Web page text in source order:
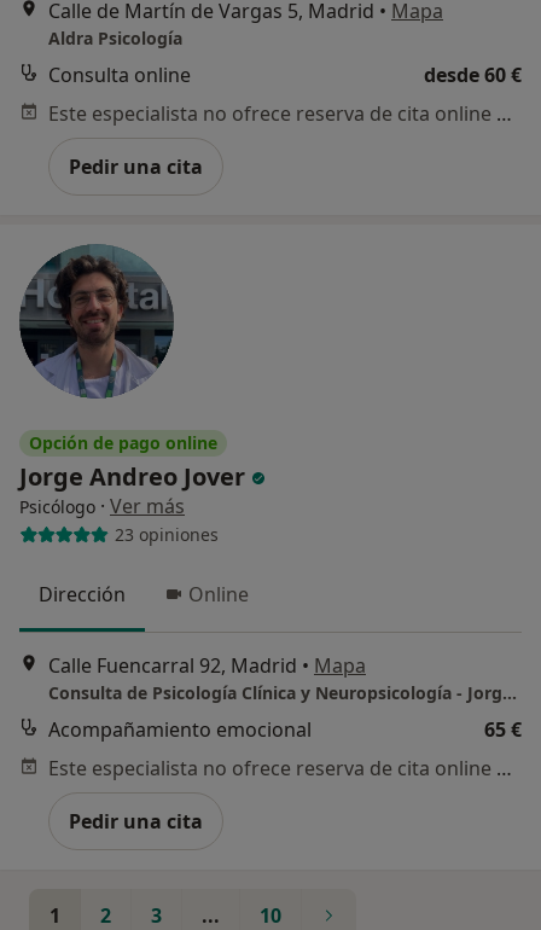
Calle de Martín de Vargas 5, Madrid • Mapa
Aldra Psicología
Consulta online
desde 60 €
Este especialista no ofrece reserva de cita online en esta dirección.
Pedir una cita
Opción de pago online
Jorge Andreo Jover
Psicólogo · Ver más
23 opiniones
Dirección Online
Calle Fuencarral 92, Madrid • Mapa
Consulta de Psicología Clínica y Neuropsicología - Jorge Andreo
Acompañamiento emocional
65 €
Este especialista no ofrece reserva de cita online en esta dirección.
Pedir una cita
1 2 3 ... 10